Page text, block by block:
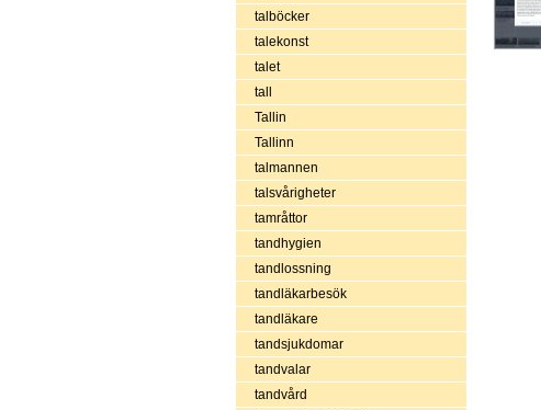
talböcker
talekonst
talet
tall
Tallin
Tallinn
talmannen
talsvårigheter
tamråttor
tandhygien
tandlossning
tandläkarbesök
tandläkare
tandsjukdomar
tandvalar
tandvård